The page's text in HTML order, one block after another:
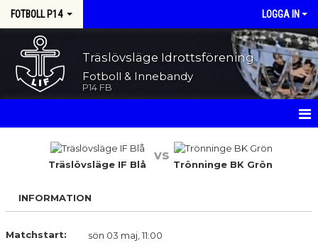
FOTBOLL P14 LOGGA IN
Träslövsläge Idrottsförening
Fotboll & Innebandy
P14 FB
KALENDER
MATCHER
Träslövsläge IF Blå
vs
Trönninge BK Grön
INFORMATION
Matchstart:
sön 03 maj, 11:00